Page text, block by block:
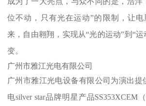
位不动，只有光在运动”的限制，让
来，自由翱翔，实现从“光的运动”到“
变。
广州市雅江光电有限公司
广州市雅江光电设备有限公司为演出提
电silver star品牌明星产品SS353XCEM